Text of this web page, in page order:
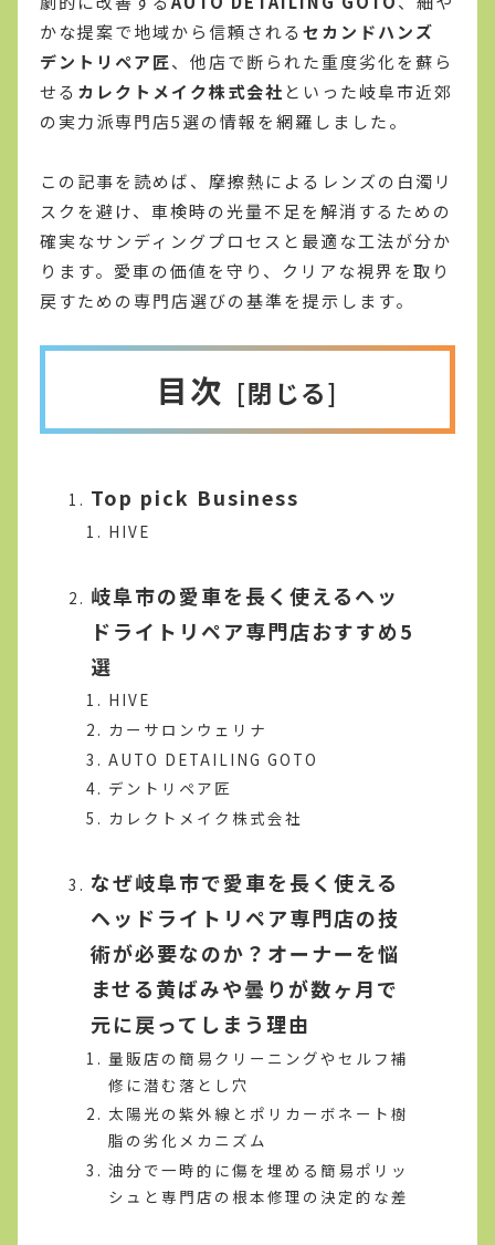
かな提案で地域から信頼される セカンドハンズ
デントリペア匠、他店で断られた重度劣化を蘇ら
せる カレクトメイク株式会社 といった岐阜市近郊
の実力派専門店5選の情報を網羅しました。
この記事を読めば、摩擦熱によるレンズの白濁リ
スクを避け、車検時の光量不足を解消するための
確実なサンディングプロセスと最適な工法が分か
ります。愛車の価値を守り、クリアな視界を取り
戻すための専門店選びの基準を提示します。
目次
Top pick Business
HIVE
岐阜市の愛車を長く使えるヘッ
ドライトリペア専門店おすすめ5
選
HIVE
カーサロンウェリナ
AUTO DETAILING GOTO
デントリペア匠
カレクトメイク株式会社
なぜ岐阜市で愛車を長く使える
ヘッドライトリペア専門店の技
術が必要なのか？オーナーを悩
ませる黄ばみや曇りが数ヶ月で
元に戻ってしまう理由
量販店の簡易クリーニングやセルフ補
修に潜む落とし穴
太陽光の紫外線とポリカーボネート樹
脂の劣化メカニズム
油分で一時的に傷を埋める簡易ポリッ
シュと専門店の根本修理の決定的な差